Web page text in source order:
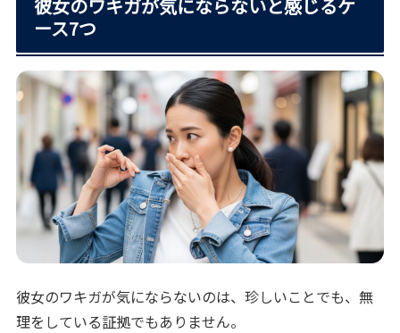
彼女のワキガが気にならないと感じるケ
ース7つ
彼女のワキガが気にならないのは、珍しいことでも、無
理をしている証拠でもありません。